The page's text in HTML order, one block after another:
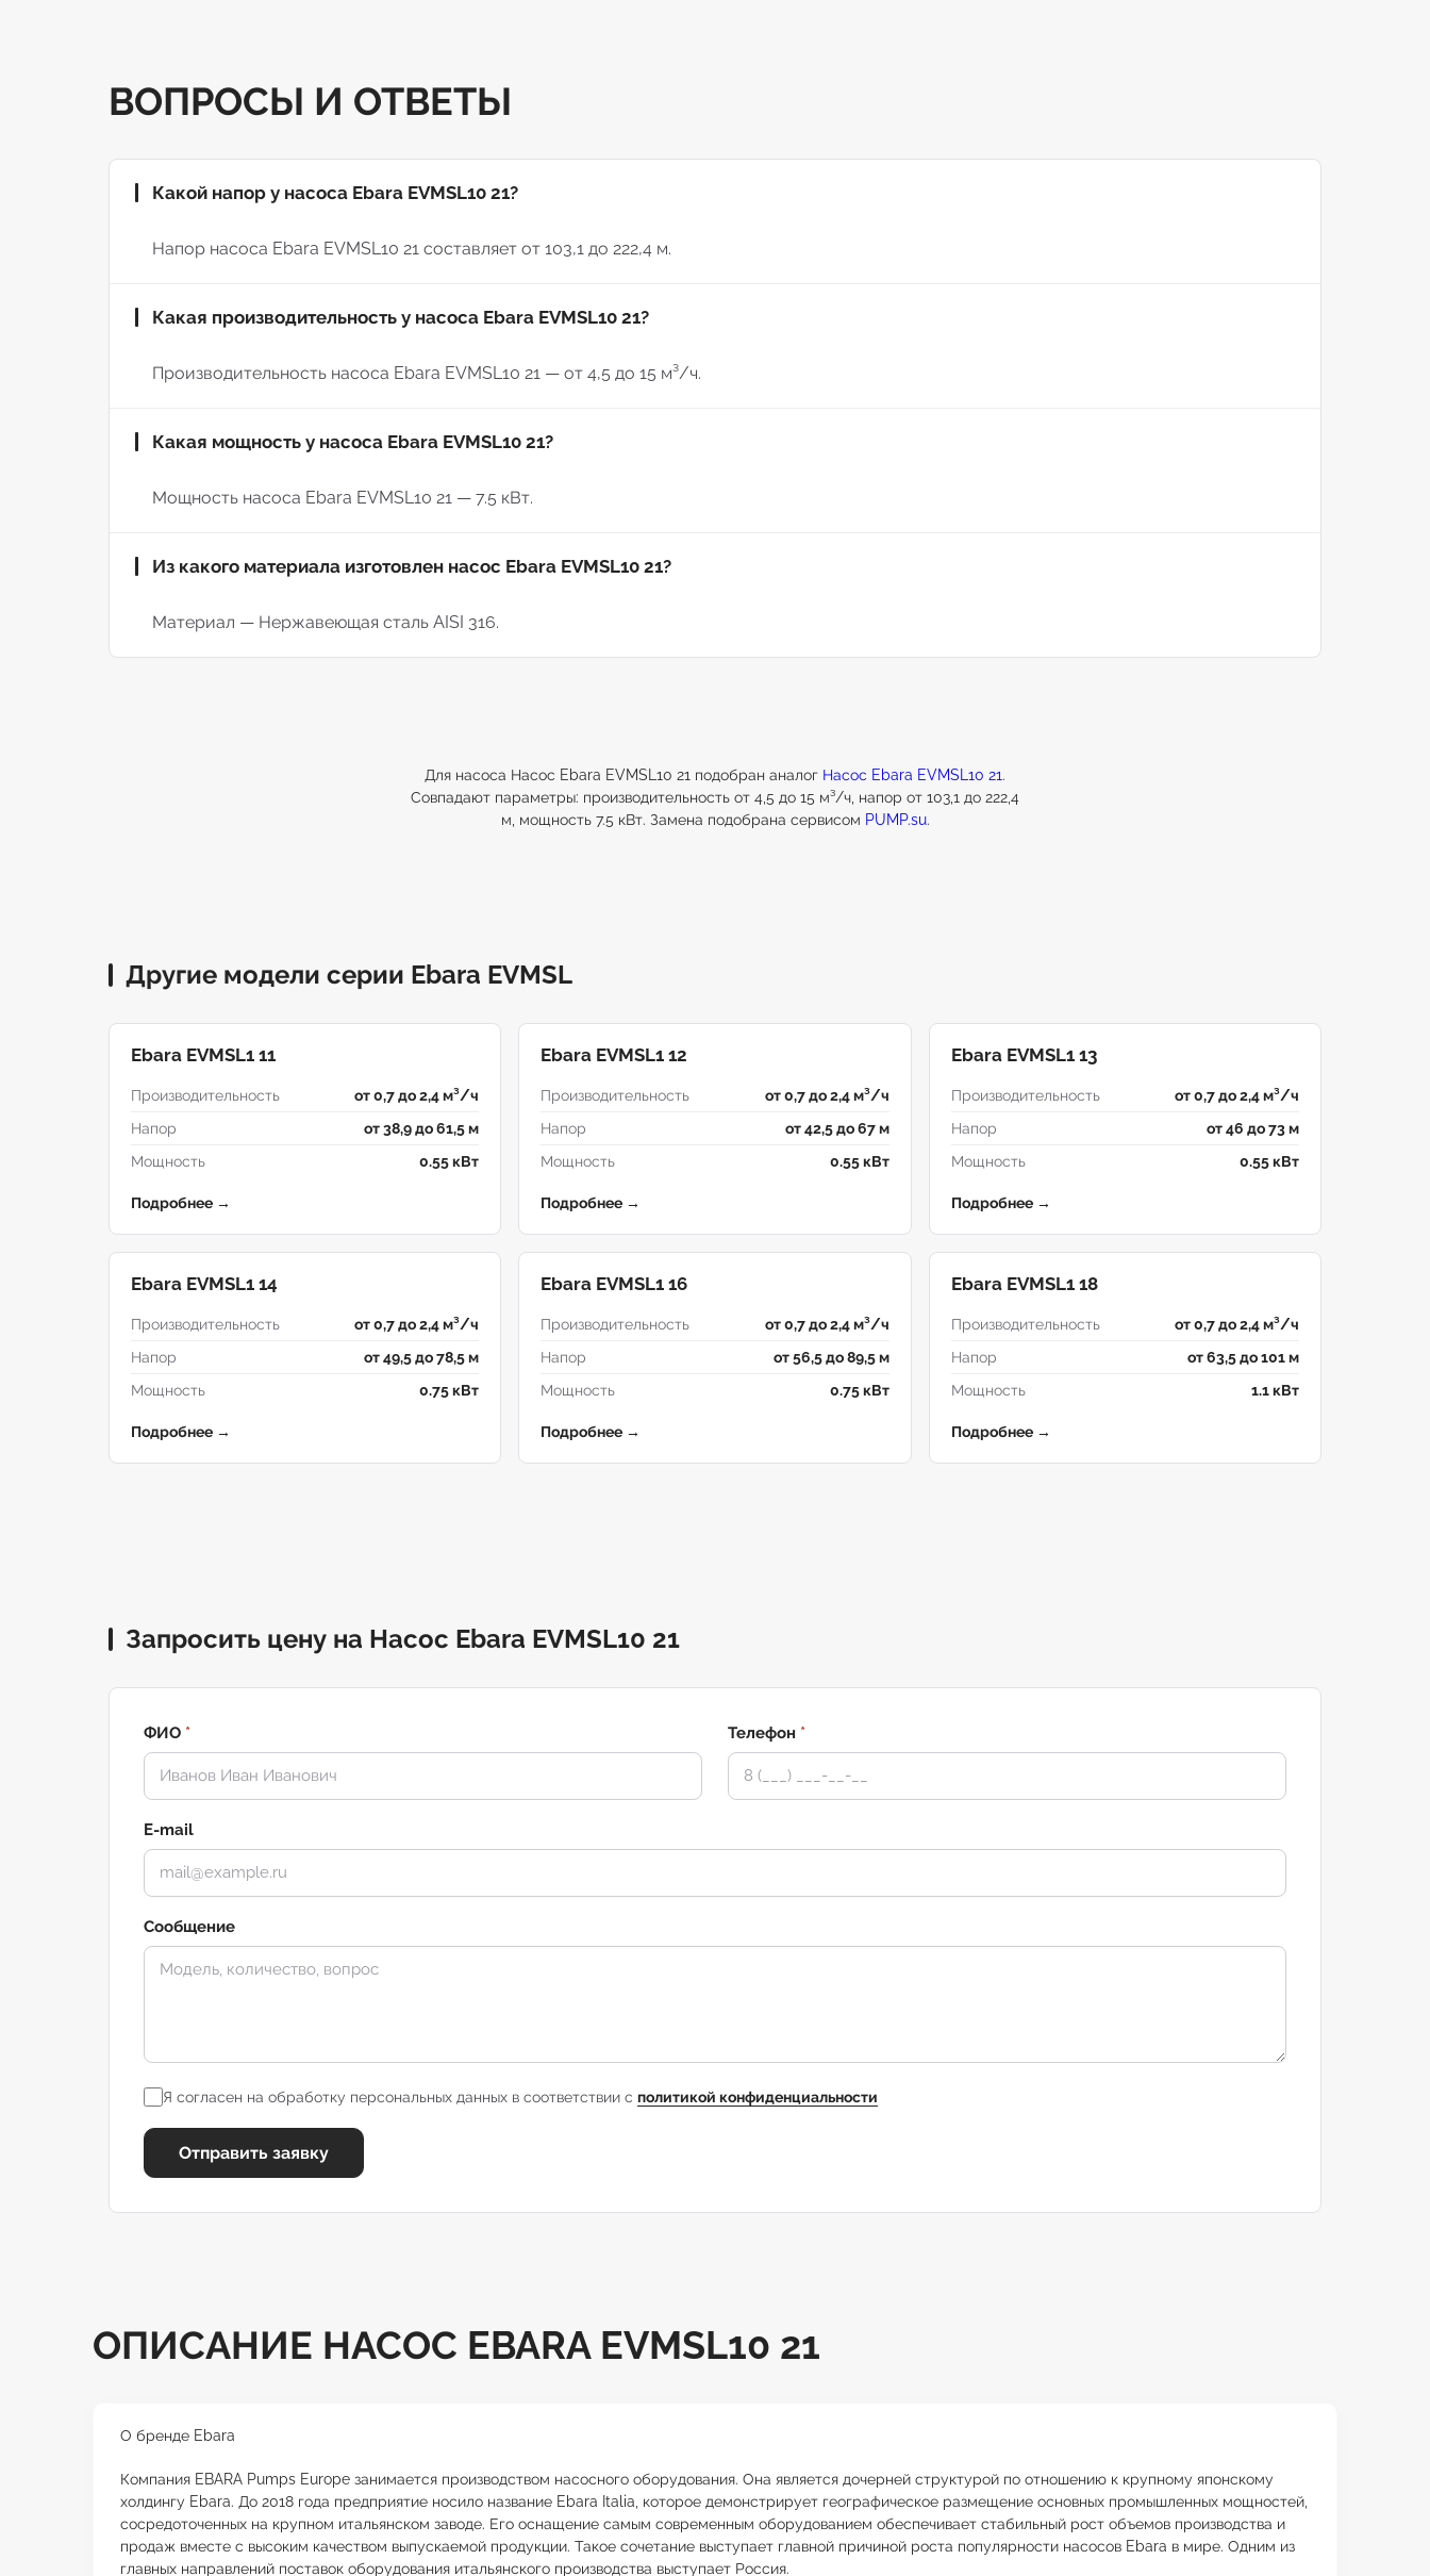
ВОПРОСЫ И ОТВЕТЫ
Какой напор у насоса Ebara EVMSL10 21?
Напор насоса Ebara EVMSL10 21 составляет от 103,1 до 222,4 м.
Какая производительность у насоса Ebara EVMSL10 21?
Производительность насоса Ebara EVMSL10 21 — от 4,5 до 15 м³/ч.
Какая мощность у насоса Ebara EVMSL10 21?
Мощность насоса Ebara EVMSL10 21 — 7.5 кВт.
Из какого материала изготовлен насос Ebara EVMSL10 21?
Материал — Нержавеющая сталь AISI 316.
Для насоса Насос Ebara EVMSL10 21 подобран аналог Насос Ebara EVMSL10 21.
Совпадают параметры: производительность от 4,5 до 15 м³/ч, напор от 103,1 до 222,4
м, мощность 7.5 кВт. Замена подобрана сервисом PUMP.su.
Другие модели серии Ebara EVMSL
Ebara EVMSL1 11
Производительность
от 0,7 до 2,4 м³/ч
Напор
от 38,9 до 61,5 м
Мощность
0.55 кВт
Подробнее →
Ebara EVMSL1 12
Производительность
от 0,7 до 2,4 м³/ч
Напор
от 42,5 до 67 м
Мощность
0.55 кВт
Подробнее →
Ebara EVMSL1 13
Производительность
от 0,7 до 2,4 м³/ч
Напор
от 46 до 73 м
Мощность
0.55 кВт
Подробнее →
Ebara EVMSL1 14
Производительность
от 0,7 до 2,4 м³/ч
Напор
от 49,5 до 78,5 м
Мощность
0.75 кВт
Подробнее →
Ebara EVMSL1 16
Производительность
от 0,7 до 2,4 м³/ч
Напор
от 56,5 до 89,5 м
Мощность
0.75 кВт
Подробнее →
Ebara EVMSL1 18
Производительность
от 0,7 до 2,4 м³/ч
Напор
от 63,5 до 101 м
Мощность
1.1 кВт
Подробнее →
Запросить цену на Насос Ebara EVMSL10 21
ФИО * Телефон *
E-mail
Сообщение
Я согласен на обработку персональных данных в соответствии с политикой конфиденциальности
Отправить заявку
ОПИСАНИЕ НАСОС EBARA EVMSL10 21
О бренде Ebara
Компания EBARA Pumps Europe занимается производством насосного оборудования. Она является дочерней структурой по отношению к крупному японскому
холдингу Ebara. До 2018 года предприятие носило название Ebara Italia, которое демонстрирует географическое размещение основных промышленных мощностей,
сосредоточенных на крупном итальянском заводе. Его оснащение самым современным оборудованием обеспечивает стабильный рост объемов производства и
продаж вместе с высоким качеством выпускаемой продукции. Такое сочетание выступает главной причиной роста популярности насосов Ebara в мире. Одним из
главных направлений поставок оборудования итальянского производства выступает Россия.